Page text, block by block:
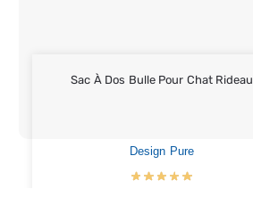
Sac À Dos Bulle Pour Chat Rideau
Design Pure